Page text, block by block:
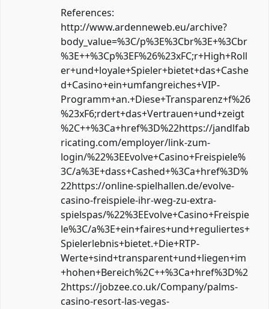
References:
http://www.ardenneweb.eu/archive?
body_value=%3C/p%3E%3Cbr%3E+%3Cbr
%3E++%3Cp%3EF%26%23xFC;r+High+Roll
er+und+loyale+Spieler+bietet+das+Cashe
d+Casino+ein+umfangreiches+VIP-
Programm+an.+Diese+Transparenz+f%26
%23xF6;rdert+das+Vertrauen+und+zeigt
%2C++%3Ca+href%3D%22https://jandlfab
ricating.com/employer/link-zum-
login/%22%3EEvolve+Casino+Freispiele%
3C/a%3E+dass+Cashed+%3Ca+href%3D%
22https://online-spielhallen.de/evolve-
casino-freispiele-ihr-weg-zu-extra-
spielspas/%22%3EEvolve+Casino+Freispie
le%3C/a%3E+ein+faires+und+reguliertes+
Spielerlebnis+bietet.+Die+RTP-
Werte+sind+transparent+und+liegen+im
+hohen+Bereich%2C++%3Ca+href%3D%2
2https://jobzee.co.uk/Company/palms-
casino-resort-las-vegas-